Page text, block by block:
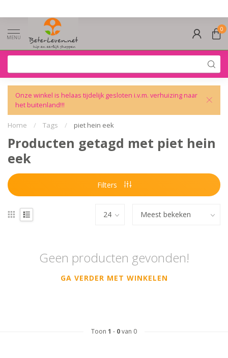
MENU
0
Onze winkel is helaas tijdelijk gesloten i.v.m. verhuizing naar
het buitenland!!!
Home / Tags / piet hein eek
Producten getagd met piet hein
eek
Filters
Geen producten gevonden!
GA VERDER MET WINKELEN
Toon 1 - 0van 0